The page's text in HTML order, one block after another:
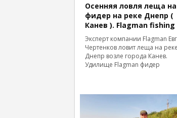
Осенняя ловля леща на
фидер на реке Днепр (
Канев ). Flagman fishing
Эксперт компании Flagman
Чертенков ловит леща на реке
Днепр возле города Канев.
Удилище Flagman фидер